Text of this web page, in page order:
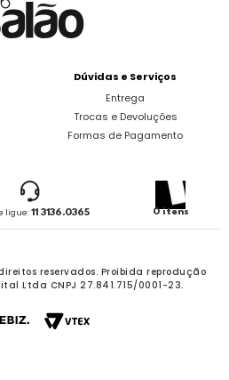
Dúvidas e Serviços
Entrega
Trocas e Devoluções
Formas de Pagamento
ligue:11 3136.0365 0 itens
reservados. Proibida reprodução
Ltda CNPJ 27.841.715/0001-23.